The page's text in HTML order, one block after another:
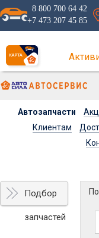
8 800 700 64 42
+7 473 207 45 85
Автозапчасти
Клиентам
Подбор
запчастей